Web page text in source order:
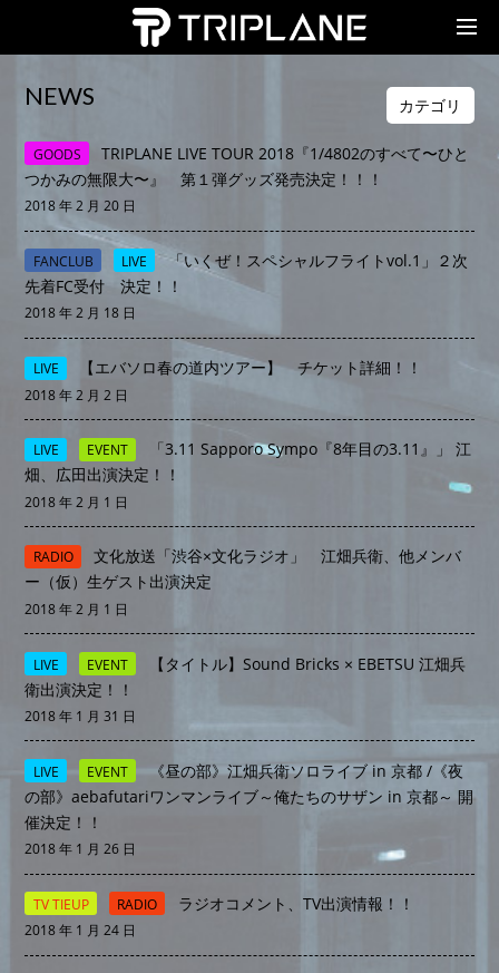
TRIPLANE Passengers
NEWS カテゴリ
GOODS
TRIPLANE LIVE TOUR 2018『1/4802のすべて〜ひと
つかみの無限大〜』 第１弾グッズ発売決定！！！
2018 年 2 月 20 日
FANCLUB LIVE
「いくぜ！スペシャルフライトvol.1」２次
先着FC受付 決定！！
2018 年 2 月 18 日
LIVE 【エバソロ春の道内ツアー】 チケット詳細！！
2018 年 2 月 2 日
LIVE EVENT
「3.11 Sapporo Sympo『8年目の3.11』」 江
畑、広田出演決定！！
2018 年 2 月 1 日
RADIO
文化放送「渋谷×文化ラジオ」 江畑兵衛、他メンバ
ー（仮）生ゲスト出演決定
2018 年 2 月 1 日
LIVE EVENT
【タイトル】Sound Bricks × EBETSU 江畑兵
衛出演決定！！
2018 年 1 月 31 日
LIVE EVENT
《昼の部》江畑兵衛ソロライブ in 京都 /《夜
の部》aebafutariワンマンライブ～俺たちのサザン in 京都～ 開
催決定！！
2018 年 1 月 26 日
TV TIEUP RADIO ラジオコメント、TV出演情報！！
2018 年 1 月 24 日